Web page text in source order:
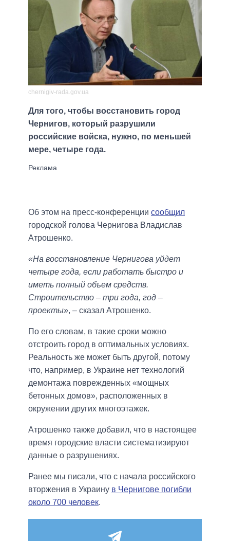
chernigiv-rada.gov.ua
Для того, чтобы восстановить город
Чернигов, который разрушили
российские войска, нужно, по меньшей
мере, четыре года.
Об этом на пресс-конференции сообщил
городской голова Чернигова Владислав
Атрошенко.
«На восстановление Чернигова уйдет
четыре года, если работать быстро и
иметь полный объем средств.
Строительство – три года, год –
проекты», – сказал Атрошенко.
По его словам, в такие сроки можно
отстроить город в оптимальных условиях.
Реальность же может быть другой, потому
что, например, в Украине нет технологий
демонтажа поврежденных «мощных
бетонных домов», расположенных в
окружении других многоэтажек.
Атрошенко также добавил, что в настоящее
время городские власти систематизируют
данные о разрушениях.
Ранее мы писали, что с начала российского
вторжения в Украину в Чернигове погибли
около 700 человек.